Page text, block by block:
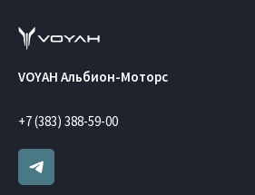
VOYAH Альбион-Моторс
+7 (383) 388-59-00